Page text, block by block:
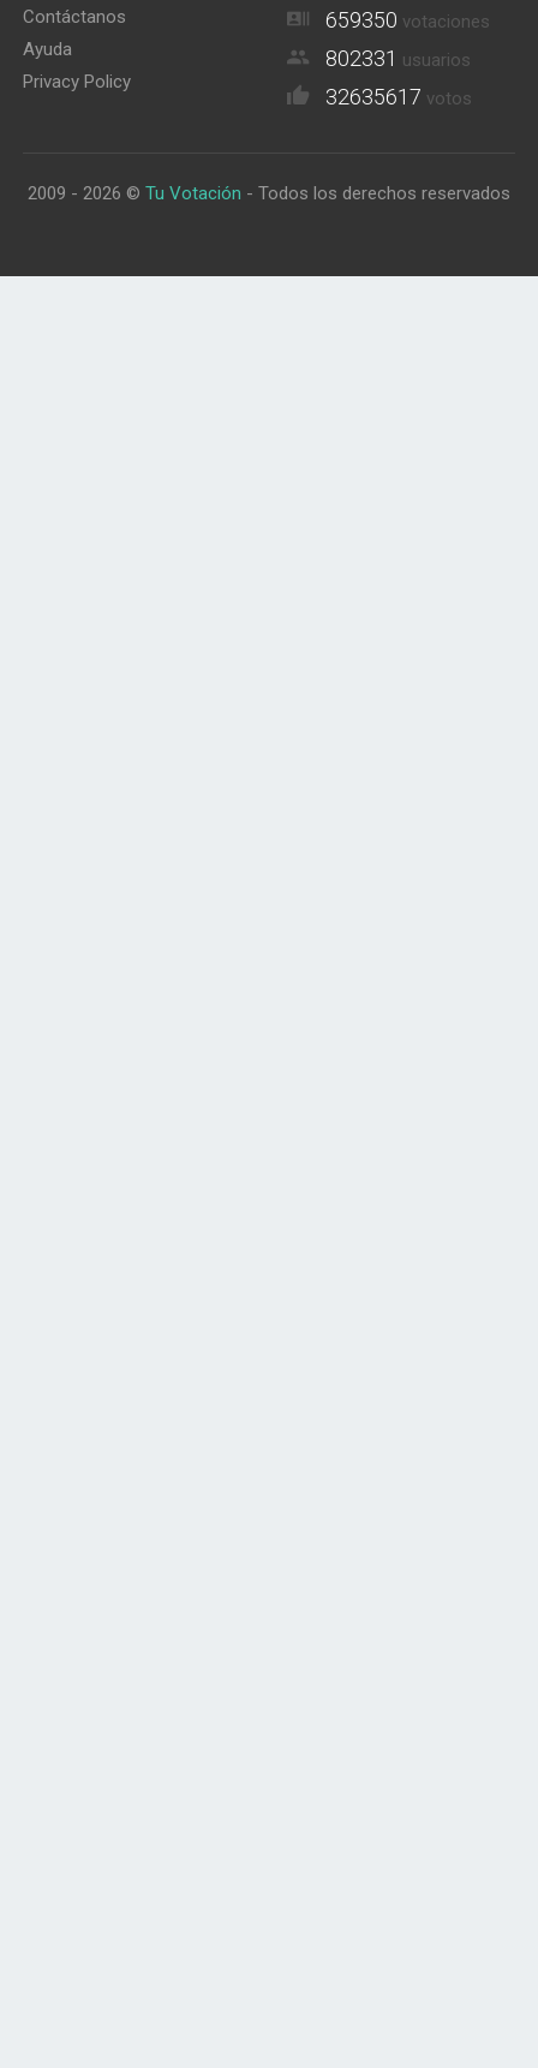
Contáctanos
Ayuda
Privacy Policy
659350 votaciones
802331 usuarios
32635617 votos
2009 - 2026 © Tu Votación - Todos los derechos reservados